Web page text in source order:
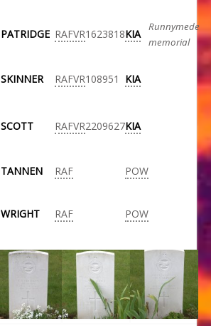
PATRIDGE RAFVR1623818KIA
Runnymede
memorial
SKINNER RAFVR108951 KIA
SCOTT RAFVR2209627KIA
TANNEN RAF POW
WRIGHT RAF POW